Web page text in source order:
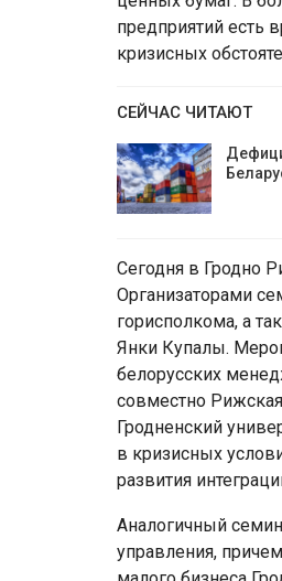
предприятий есть
кризисных
СЕЙЧАС ЧИТАЮТ
Сегодня в Гродно
Организаторами
горисполкома, а
Янки Купалы.
белорусских
совместно
Гродненский
в кризисных
развития
Аналогичный
управления,